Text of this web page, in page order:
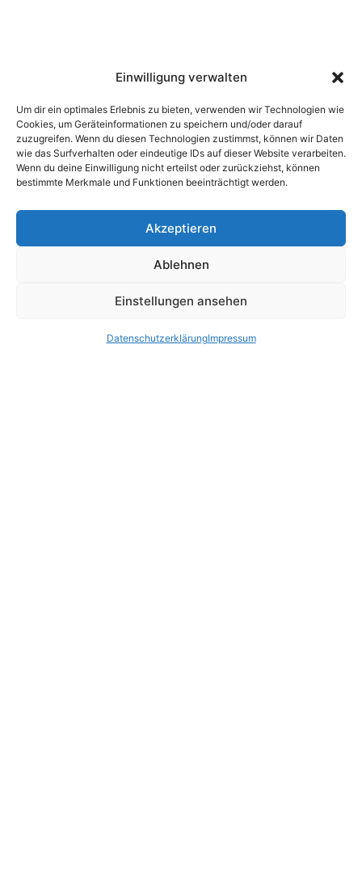
Einwilligung verwalten
Um dir ein optimales Erlebnis zu bieten, verwenden wir Technologien wie
Cookies, um Geräteinformationen zu speichern und/oder darauf
zuzugreifen. Wenn du diesen Technologien zustimmst, können wir Daten
wie das Surfverhalten oder eindeutige IDs auf dieser Website verarbeiten.
Wenn du deine Einwilligung nicht erteilst oder zurückziehst, können
bestimmte Merkmale und Funktionen beeinträchtigt werden.
Akzeptieren
Ablehnen
Einstellungen ansehen
DatenschutzerklärungImpressum